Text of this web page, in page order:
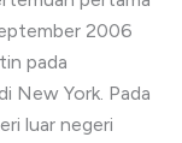
2006
pada
New York. Pada
luar negeri